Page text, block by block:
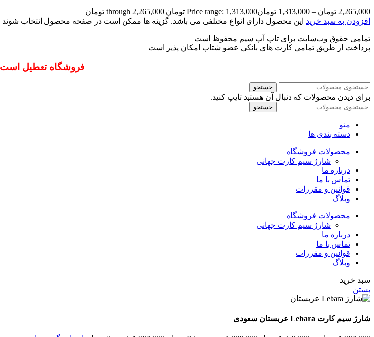
2,265,000 تومان –
1,313,000 تومانPrice range: 1,313,000 تومان through 2,265,000 تومان
افزودن به سبد خرید این محصول دارای انواع مختلفی می باشد. گزینه ها ممکن است در صفحه محصول انتخاب شوند
تمامی حقوق وب‌سایت برای تاپ آپ سیم محفوظ است
پرداخت از طریق تمامی کارت های بانکی عضو شتاب امکان پذیر است
فروشگاه تعطیل است
جستجو
برای دیدن محصولات که دنبال آن هستید تایپ کنید.
جستجو
منو
دسته بندی ها
محصولات فروشگاه
شارژ سیم کارت جهانی
درباره ما
تماس با ما
قوانین و مقررات
وبلاگ
محصولات فروشگاه
شارژ سیم کارت جهانی
درباره ما
تماس با ما
قوانین و مقررات
وبلاگ
سبد خرید
بستن
شارژ سیم کارت Lebara عربستان سعودی